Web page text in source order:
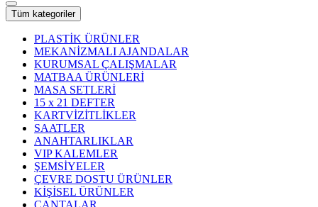
Tüm kategoriler
PLASTİK ÜRÜNLER
MEKANİZMALI AJANDALAR
KURUMSAL ÇALIŞMALAR
MATBAA ÜRÜNLERİ
MASA SETLERİ
15 x 21 DEFTER
KARTVİZİTLİKLER
SAATLER
ANAHTARLIKLAR
VIP KALEMLER
ŞEMSİYELER
ÇEVRE DOSTU ÜRÜNLER
KİŞİSEL ÜRÜNLER
ÇANTALAR